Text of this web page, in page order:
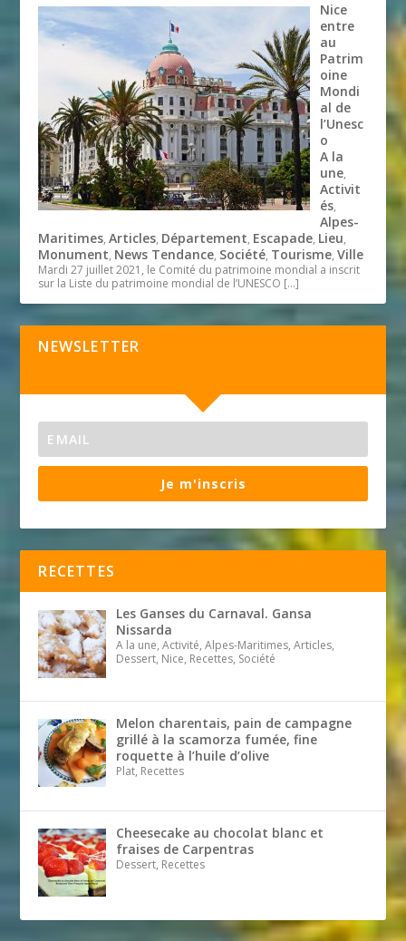
Nice
entre
au
Patrim
oine
Mondi
al de
l’Unesc
o
A la
une,
Activit
és,
Alpes-
Maritimes,Articles, Département, Escapade, Lieu,
Monument, News Tendance, Société, Tourisme,Ville
Mardi 27 juillet 2021, le Comité du patrimoine mondial a inscrit
sur la Liste du patrimoine mondial de l’UNESCO […]
NEWSLETTER
Je m'inscris
RECETTES
Les Ganses du Carnaval. Gansa
Nissarda
A la une, Activité, Alpes-Maritimes, Articles,
Dessert, Nice, Recettes, Société
Melon charentais, pain de campagne
grillé à la scamorza fumée, fine
roquette à l’huile d’olive
Plat, Recettes
Cheesecake au chocolat blanc et
fraises de Carpentras
Dessert, Recettes